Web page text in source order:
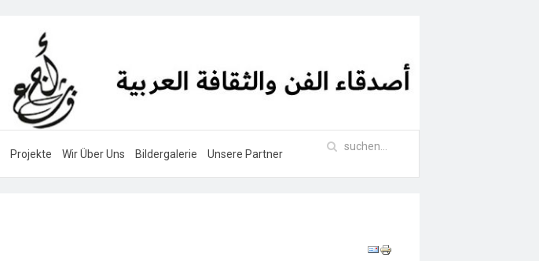
Projekte Wir Über Uns Bildergalerie Unsere Partner